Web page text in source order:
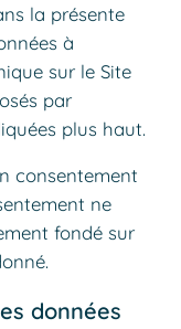
la présente
à
sur le Site
par
plus haut.
consentement
ne
fondé sur
données